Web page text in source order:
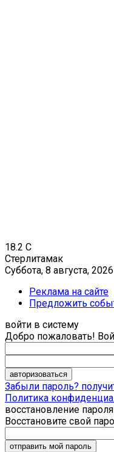
18.2 C
Стерлитамак
Суббота, 8 августа, 2026
Реклама на сайте
Предложить
войти в систему
Добро пожаловать!
Забыли пароль?
Политика
восстановление пароля
Восстановите свой